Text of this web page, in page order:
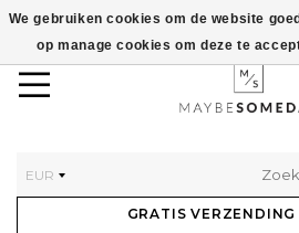
EUR
GRATIS VERZENDING
We gebruiken cookies om de website
op manage cookies om deze te